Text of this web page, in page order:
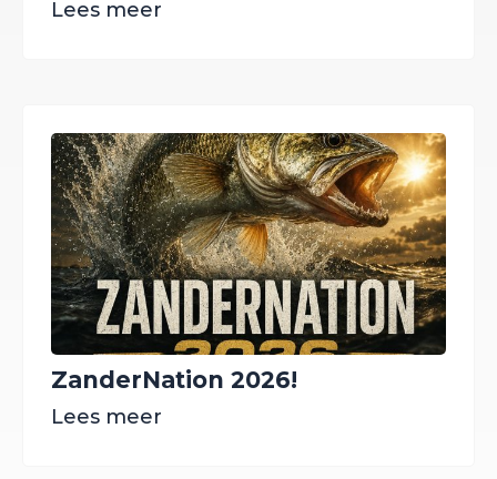
Lees meer
ZanderNation 2026!
Lees meer